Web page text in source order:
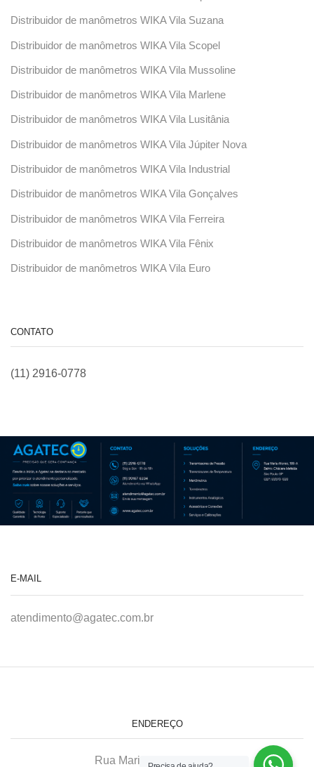
Distribuidor de manômetros WIKA Vila Suzana
Distribuidor de manômetros WIKA Vila Scopel
Distribuidor de manômetros WIKA Vila Mussoline
Distribuidor de manômetros WIKA Vila Marlene
Distribuidor de manômetros WIKA Vila Lusitânia
Distribuidor de manômetros WIKA Vila Júpiter Nova
Distribuidor de manômetros WIKA Vila Industrial
Distribuidor de manômetros WIKA Vila Gonçalves
Distribuidor de manômetros WIKA Vila Ferreira
Distribuidor de manômetros WIKA Vila Fênix
Distribuidor de manômetros WIKA Vila Euro
CONTATO
(11) 2916-0778
E-MAIL
atendimento@agatec.com.br
ENDEREÇO
Rua Maria Afonso, 166-A